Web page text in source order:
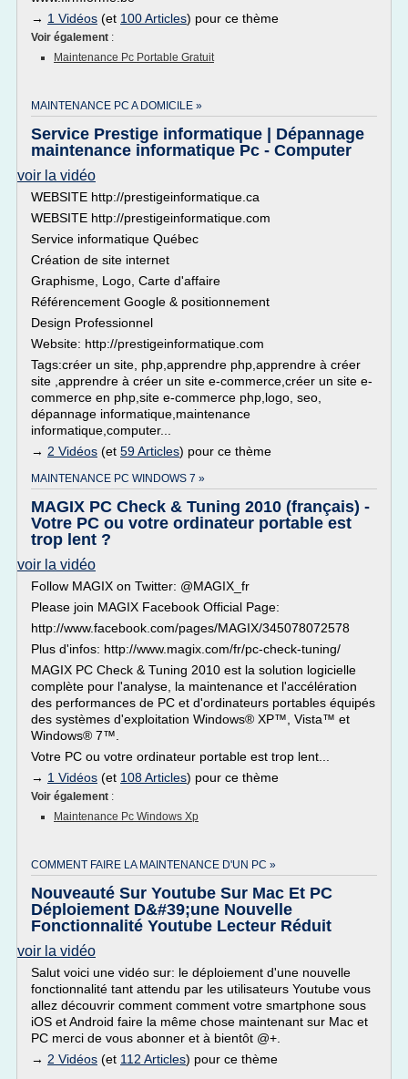
→ 1 Vidéos (et 100 Articles) pour ce thème
Voir également :
Maintenance Pc Portable Gratuit
MAINTENANCE PC A DOMICILE »
Service Prestige informatique | Dépannage
maintenance informatique Pc - Computer
voir la vidéo
WEBSITE http://prestigeinformatique.ca
WEBSITE http://prestigeinformatique.com
Service informatique Québec
Création de site internet
Graphisme, Logo, Carte d'affaire
Référencement Google & positionnement
Design Professionnel
Website: http://prestigeinformatique.com
Tags:créer un site, php,apprendre php,apprendre à créer
site ,apprendre à créer un site e-commerce,créer un site e-
commerce en php,site e-commerce php,logo, seo,
dépannage informatique,maintenance
informatique,computer...
→ 2 Vidéos (et 59 Articles) pour ce thème
MAINTENANCE PC WINDOWS 7 »
MAGIX PC Check & Tuning 2010 (français) -
Votre PC ou votre ordinateur portable est
trop lent ?
voir la vidéo
Follow MAGIX on Twitter: @MAGIX_fr
Please join MAGIX Facebook Official Page:
http://www.facebook.com/pages/MAGIX/345078072578
Plus d'infos: http://www.magix.com/fr/pc-check-tuning/
MAGIX PC Check & Tuning 2010 est la solution logicielle
complète pour l'analyse, la maintenance et l'accélération
des performances de PC et d'ordinateurs portables équipés
des systèmes d'exploitation Windows® XP™, Vista™ et
Windows® 7™.
Votre PC ou votre ordinateur portable est trop lent...
→ 1 Vidéos (et 108 Articles) pour ce thème
Voir également :
Maintenance Pc Windows Xp
COMMENT FAIRE LA MAINTENANCE D'UN PC »
Nouveauté Sur Youtube Sur Mac Et PC
Déploiement D&#39;une Nouvelle
Fonctionnalité Youtube Lecteur Réduit
voir la vidéo
Salut voici une vidéo sur: le déploiement d'une nouvelle
fonctionnalité tant attendu par les utilisateurs Youtube vous
allez découvrir comment comment votre smartphone sous
iOS et Android faire la même chose maintenant sur Mac et
PC merci de vous abonner et à bientôt @+.
→ 2 Vidéos (et 112 Articles) pour ce thème